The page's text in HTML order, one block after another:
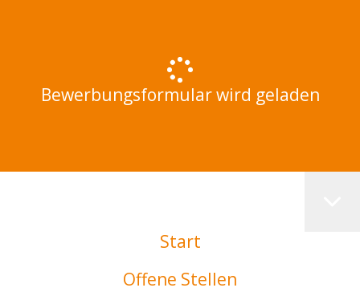
Bewerbungsformular wird geladen
Start
Offene Stellen